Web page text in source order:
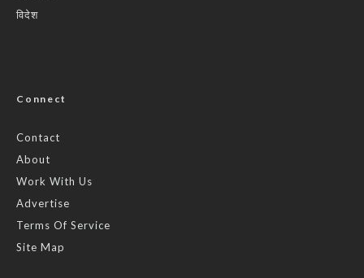
विदेश
Connect
Contact
About
Work With Us
Advertise
Terms Of Service
Site Map